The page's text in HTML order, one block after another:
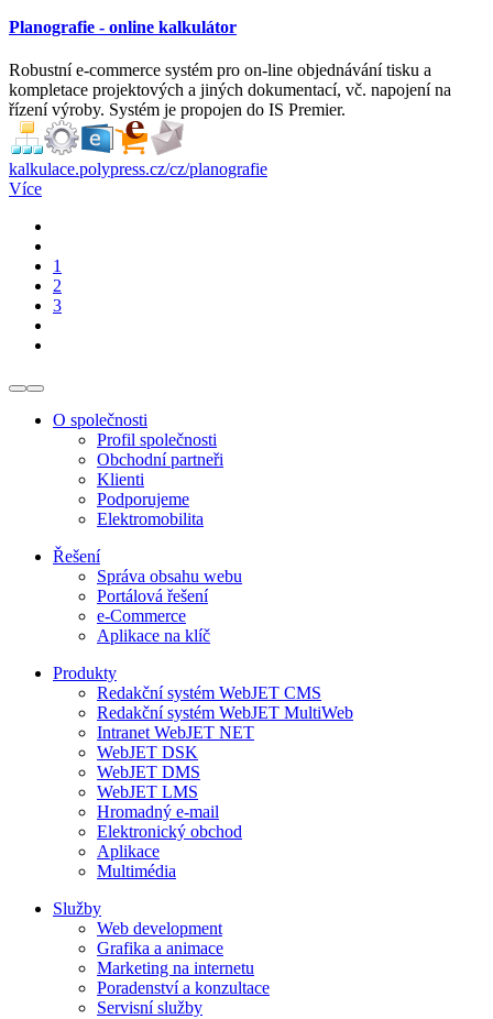
Planografie - online kalkulátor
Robustní e-commerce systém pro on-line objednávání tisku a
kompletace projektových a jiných dokumentací, vč. napojení na
řízení výroby. Systém je propojen do IS Premier.
kalkulace.polypress.cz/cz/planografie
Více
1
2
3
O společnosti
Profil společnosti
Obchodní partneři
Klienti
Podporujeme
Elektromobilita
Řešení
Správa obsahu webu
Portálová řešení
e-Commerce
Aplikace na klíč
Produkty
Redakční systém WebJET CMS
Redakční systém WebJET MultiWeb
Intranet WebJET NET
WebJET DSK
WebJET DMS
WebJET LMS
Hromadný e-mail
Elektronický obchod
Aplikace
Multimédia
Služby
Web development
Grafika a animace
Marketing na internetu
Poradenství a konzultace
Servisní služby